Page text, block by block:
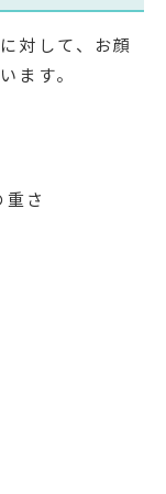
対して、お顔
ます。
さ